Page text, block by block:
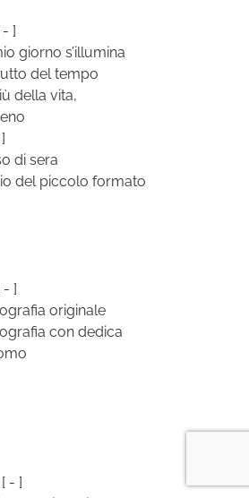
- ]
giorno s’illumina
del tempo
della vita,
di sera
del piccolo formato
- ]
originale
con dedica
[ - ]